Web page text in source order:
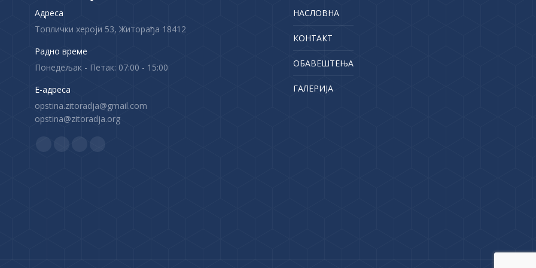
Адреса
Топлички хероји 53, Житорађа 18412
Радно време
Понедељак - Петак: 07:00 - 15:00
Е-адреса
opstina.zitoradja@gmail.com
opstina@zitoradja.org
k
X
e
p
I
a
НАСЛОВНА
КОНТАКТ
ОБАВЕШТЕЊА
ГАЛЕРИЈА